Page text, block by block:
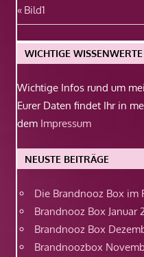
Vorheriger
Beitrag:
Bild1
WICHTIGE
Wichtige Infos rund um
Eurer Daten findet Ihr in
dem Impressum
NEUSTE BEITRÄGE
Die Brandnooz Box im
Brandnooz Box Januar
Brandnooz Box
Brandnoozbox